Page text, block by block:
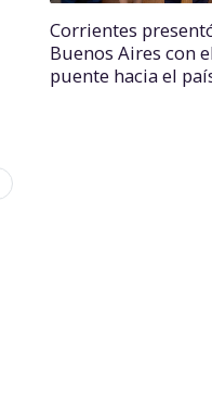
Corrientes
Buenos Aires con
puente hacia el